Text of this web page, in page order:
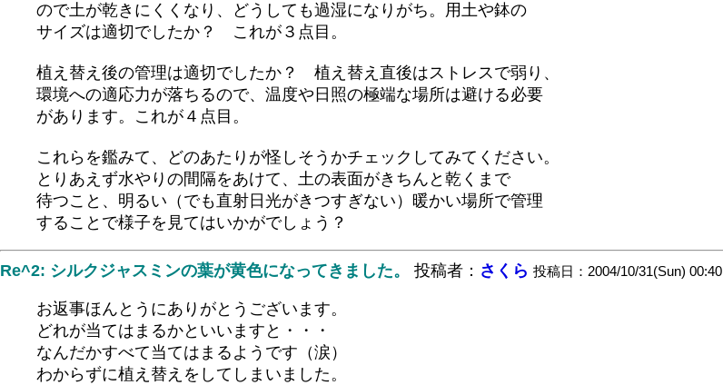
ので土が乾きにくくなり、どうしても過湿になりがち。用土や鉢の
サイズは適切でしたか？ これが３点目。
植え替え後の管理は適切でしたか？ 植え替え直後はストレスで弱り、
環境への適応力が落ちるので、温度や日照の極端な場所は避ける必要
があります。これが４点目。
これらを鑑みて、どのあたりが怪しそうかチェックしてみてください。
とりあえず水やりの間隔をあけて、土の表面がきちんと乾くまで
待つこと、明るい（でも直射日光がきつすぎない）暖かい場所で管理
することで様子を見てはいかがでしょう？
Re^2: シルクジャスミンの葉が黄色になってきました。 投稿者： さくら 投稿日：2004/10/31(Sun) 00:40
お返事ほんとうにありがとうございます。
どれが当てはまるかといいますと・・・
なんだかすべて当てはまるようです（涙）
わからずに植え替えをしてしまいました。